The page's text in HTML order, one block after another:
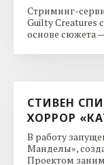
Стриминг-
Guilty Creatures
основе сюжета
СТИВЕН
ХОРРОР
В работу
Манделы»,
Проектом